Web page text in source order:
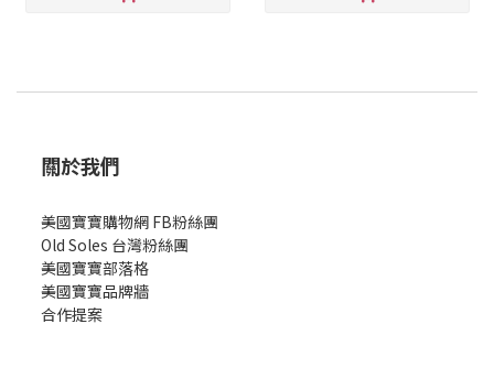
關於我們
美國寶寶購物網 FB粉絲團
Old Soles 台灣粉絲團
美國寶寶部落格
美國寶寶品牌牆
合作提案